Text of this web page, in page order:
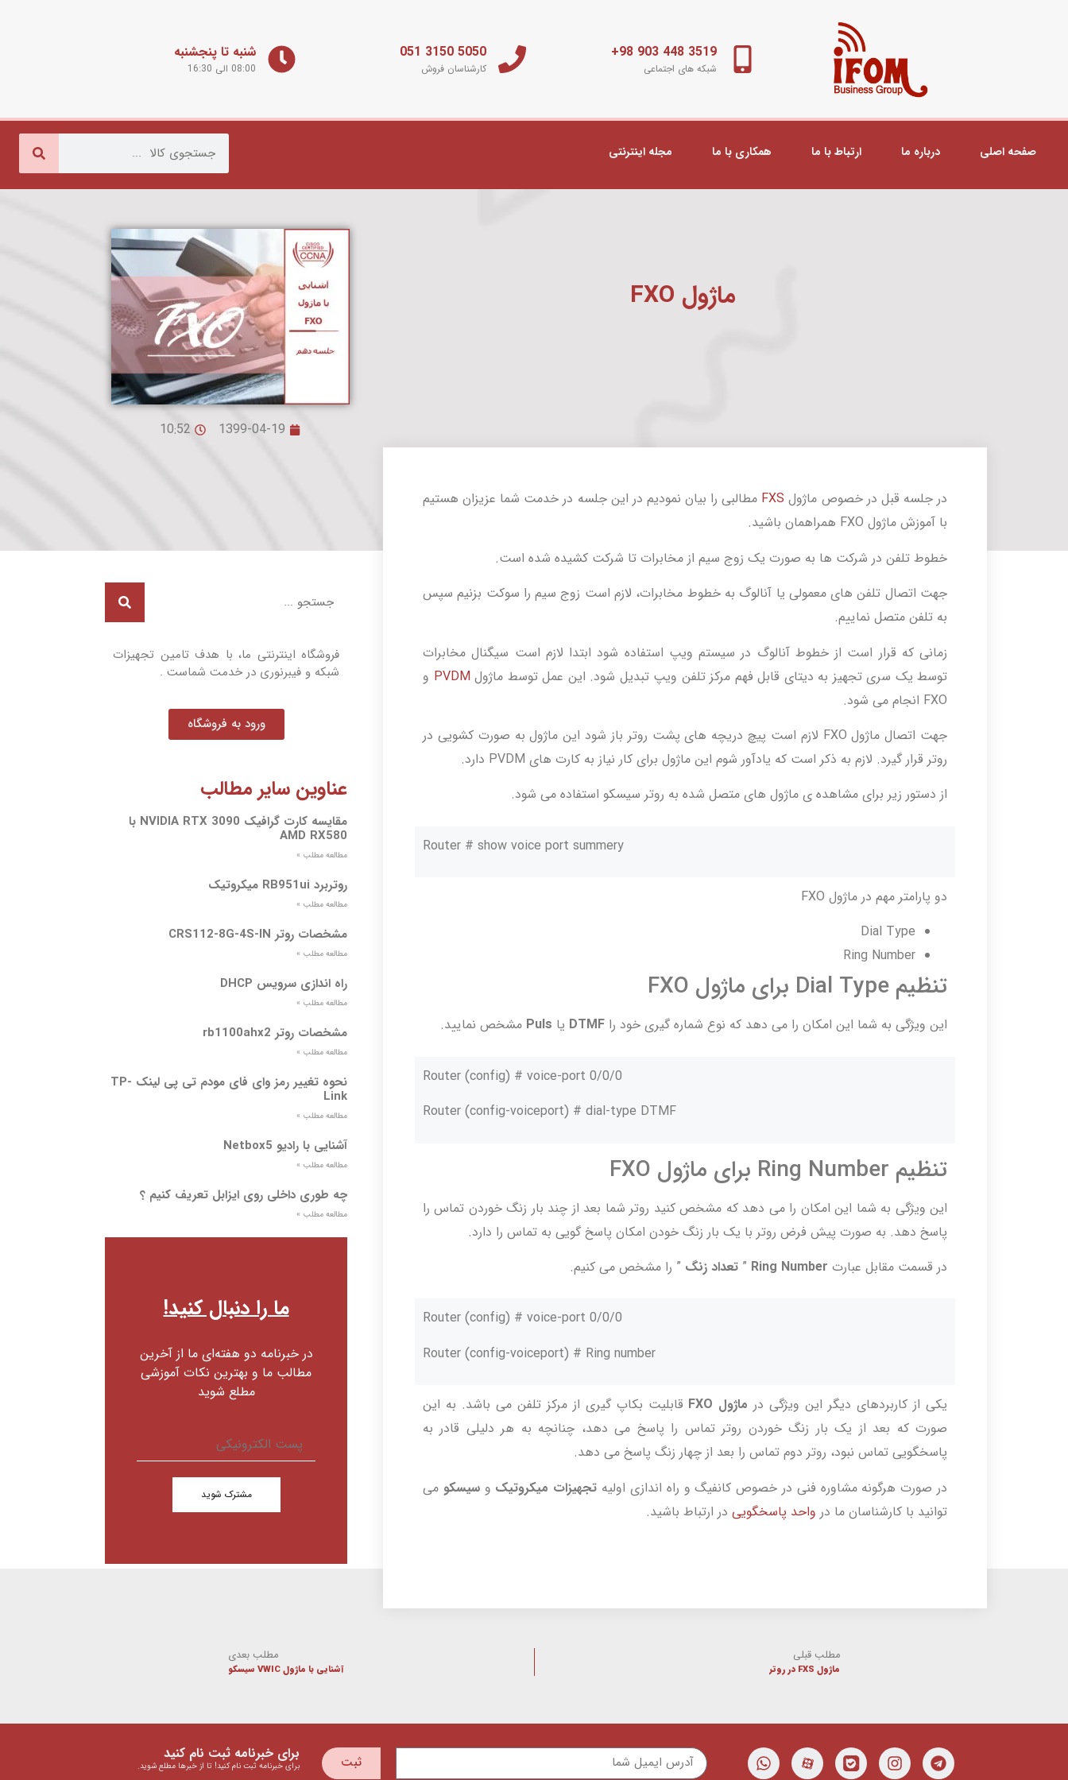
3519 448 903 98+
شبکه های اجتماعی
5050 3150 051
کارشناسان فروش
شنبه تا پنجشنبه
08:00 الی 16:30
صفحه اصلی درباره ما ارتباط با ما همکاری با ما مجله اینترنتی
ماژول FXO
1399-04-19
10:52
در جلسه قبل در خصوص ماژول FXS مطالبی را بیان نمودیم در این جلسه در خدمت شما عزیزان هستیم
با آموزش ماژول FXO همراهمان باشید.
خطوط تلفن در شرکت ها به صورت یک زوج سیم از مخابرات تا شرکت کشیده شده است.
جهت اتصال تلفن های معمولی یا آنالوگ به خطوط مخابرات، لازم است زوج سیم را سوکت بزنیم سپس
به تلفن متصل نماییم.
زمانی که قرار است از خطوط آنالوگ در سیستم ویپ استفاده شود ابتدا لازم است سیگنال مخابرات
توسط یک سری تجهیز به دیتای قابل فهم مرکز تلفن ویپ تبدیل شود. این عمل توسط ماژولPVDM و
FXO انجام می شود.
جهت اتصال ماژول FXO لازم است پیچ دریچه های پشت روتر باز شود این ماژول به صورت کشویی در
روتر قرار گیرد. لازم به ذکر است که یادآور شوم این ماژول برای کار نیاز به کارت های PVDM دارد.
از دستور زیر برای مشاهده ی ماژول های متصل شده به روتر سیسکو استفاده می شود.
Router # show voice port summery
دو پارامتر مهم در ماژول FXO
Dial Type
Ring Number
تنظیم Dial Type برای ماژول FXO
این ویژگی به شما این امکان را می دهد که نوع شماره گیری خود را DTMF یا Puls مشخص نمایید.
Router (config) # voice-port 0/0/0
Router (config-voiceport) # dial-type DTMF
تنظیم Ring Number برای ماژول FXO
این ویژگی به شما این امکان را می دهد که مشخص کنید روتر شما بعد از چند بار زنگ خوردن تماس را
پاسخ دهد. به صورت پیش فرض روتر با یک بار زنگ خودن امکان پاسخ گویی به تماس را دارد.
در قسمت مقابل عبارت Ring Number
” تعداد زنگ ” را مشخص می کنیم.
Router (config) # voice-port 0/0/0
Router (config-voiceport) # Ring number
یکی از کاربردهای دیگر این ویژگی در ماژول FXO
قابلیت بکاپ گیری از مرکز تلفن می باشد. به این
صورت که بعد از یک بار زنگ خوردن روتر تماس را پاسخ می دهد، چنانچه به هر دلیلی قادر به
پاسخگویی تماس نبود، روتر دوم تماس را بعد از چهار زنگ پاسخ می دهد.
در صورت هرگونه مشاوره فنی در خصوص کانفیگ و راه اندازی اولیه تجهیزات میکروتیک وسیسکو می
توانید با کارشناسان ما در واحد پاسخگویی در ارتباط باشید.
فروشگاه اینترنتی ما، با هدف تامین تجهیزات
شبکه و فیبرنوری در خدمت شماست .
ورود به فروشگاه
عناوین سایر مطالب
مقایسه کارت گرافیک NVIDIA RTX 3090 با
AMD RX580
مطالعه مطلب »
روتربرد RB951ui میکروتیک
مطالعه مطلب »
مشخصات روتر CRS112-8G-4S-IN
مطالعه مطلب »
راه اندازی سرویس DHCP
مطالعه مطلب »
مشخصات روتر rb1100ahx2
مطالعه مطلب »
نحوه تغییر رمز وای فای مودم تی پی لینک TP-
Link
مطالعه مطلب »
آشنایی با رادیو Netbox5
مطالعه مطلب »
چه طوری داخلی روی ایزابل تعریف کنیم ؟
مطالعه مطلب »
ما را دنبال کنید!
در خبرنامه دو هفته‌ای ما از آخرین
مطالب ما و بهترین نکات آموزشی
مطلع شوید
مشترک شوید
مطلب قبلی
ماژول FXS در روتر
مطلب بعدی
آشنایی با ماژول VWIC سیسکو
ثبت برای خبرنامه ثبت نام کنید
برای خبرنامه ثبت نام کنید! تا از خبرها مطلع شوید.